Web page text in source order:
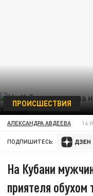
ПРОИСШЕСТВИЯ
АЛЕКСАНДРА АВДЕЕВА 14
ПОДПИШИТЕСЬ:
На Кубани
приятеля обухом